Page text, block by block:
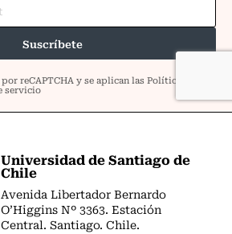
Universidad de Santiago de
Chile
Avenida Libertador Bernardo
O’Higgins Nº 3363. Estación
Central. Santiago. Chile.